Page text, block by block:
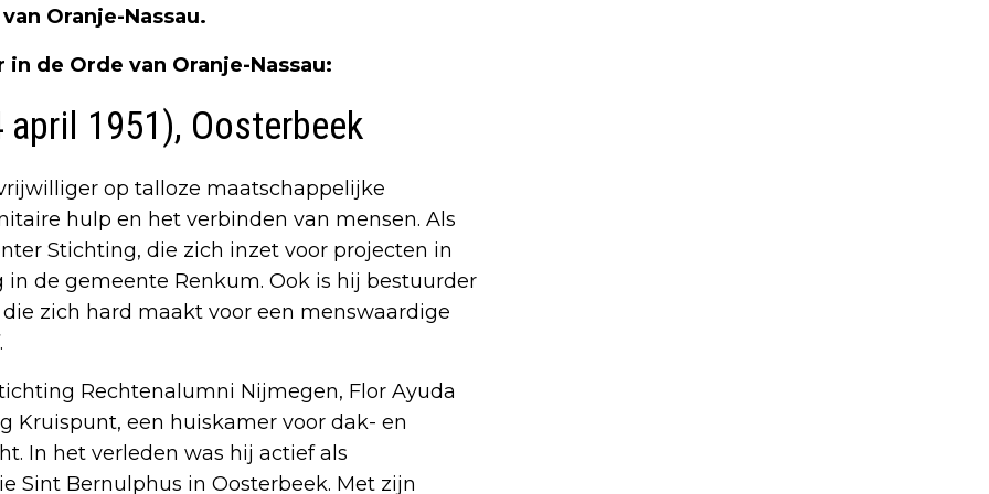
Oranje-Nassau.
de Orde van Oranje-Nassau:
1951), Oosterbeek
op talloze maatschappelijke
hulp en het verbinden van mensen. Als
Stichting, die zich inzet voor projecten in
de gemeente Renkum. Ook is hij bestuurder
zich hard maakt voor een menswaardige
Rechtenalumni Nijmegen, Flor Ayuda
Kruispunt, een huiskamer voor dak- en
In het verleden was hij actief als
Sint Bernulphus in Oosterbeek. Met zijn